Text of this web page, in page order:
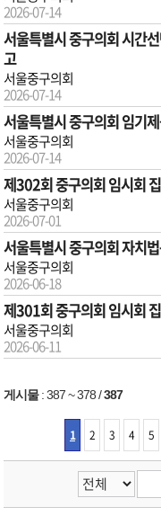
2026-07-14
서울특별시 중구의회 시간
고
서울중구의회
2026-07-14
서울특별시 중구의회 임기
서울중구의회
2026-07-14
제302회 중구의회 임시회
서울중구의회
2026-07-01
서울특별시 중구의회 자치
서울중구의회
2026-06-18
제301회 중구의회 임시회
서울중구의회
2026-06-11
게시물:387 ~ 378 /387
1 2 3 4 5